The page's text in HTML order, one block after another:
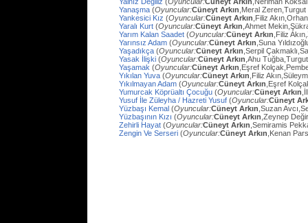
Yanaşma (Oyuncular:Cüneyt Arkın ,Meral
Yankesici Kız (Oyuncular:Cüneyt Arkın ,Filiz
Yaralı Kurt (Oyuncular:Cüneyt Arkın ,Ahmet
Yarım Kalan Saadet (Oyuncular:Cüneyt Arkın ,Filiz
Yarınsız Adam (Oyuncular:Cüneyt Arkın ,Suna
Yaşadıkça (Oyuncular:Cüneyt Arkın ,Serpil
Yasak İlişki (Oyuncular:Cüneyt Arkın ,Ahu
Yaşamak (Oyuncular:Cüneyt Arkın ,Eşref
Yıkılan Yuva (Oyuncular:Cüneyt Arkın ,Filiz
Yıkılmayan Adam (Oyuncular:Cüneyt Arkın ,Eşref
Yumurcak Köprüaltı Çocuğu (Oyuncular:Cüneyt Arkın
Yusuf İle Züleyha / Hazreti Yusuf (Oyuncular:Cüneyt
Yüzbaşı Kemal (Oyuncular:Cüneyt Arkın ,Suzan
Yüzbaşının Kızı (Oyuncular:Cüneyt Arkın ,Zeynep
Zehirli Hayat (Oyuncular:Cüneyt Arkın ,Semiramis
Zengin Ve Serseri (Oyuncular:Cüneyt Arkın ,Kenan